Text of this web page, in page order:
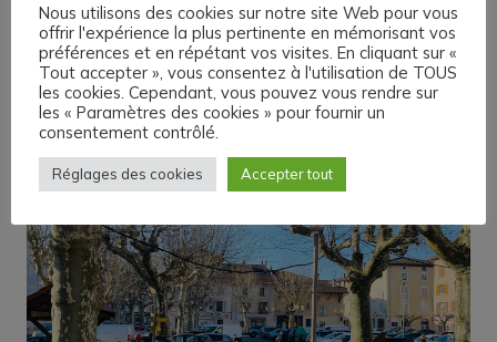
Nous utilisons des cookies sur notre site Web pour vous
offrir l'expérience la plus pertinente en mémorisant vos
préférences et en répétant vos visites. En cliquant sur «
Tout accepter », vous consentez à l'utilisation de TOUS
les cookies. Cependant, vous pouvez vous rendre sur
les « Paramètres des cookies » pour fournir un
consentement contrôlé.
Réglages des cookies Accepter tout